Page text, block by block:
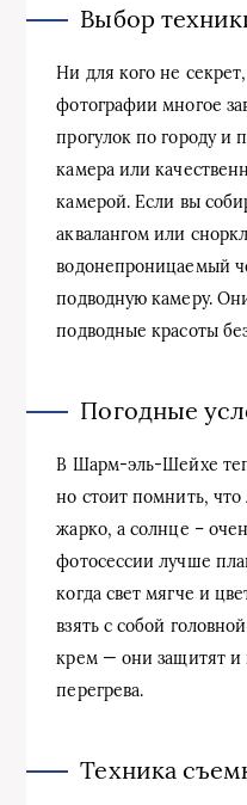
Выбор
Ни для кого не
фотографии многое
прогулок по городу и
камера или
камерой. Если вы
аквалангом или
водонепроницаемый
подводную камеру.
подводные красоты
Погодные
В Шарм-эль-Шейхе
но стоит помнить,
жарко, а солнце –
фотосессии лучше
когда свет мягче и
взять с собой
крем — они защитят и
перегрева.
Техника